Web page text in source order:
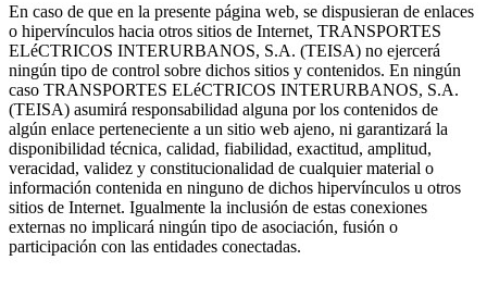
En caso de que en la presente página web, se dispusieran de enlaces
o hipervínculos hacia otros sitios de Internet, TRANSPORTES
ELéCTRICOS INTERURBANOS, S.A. (TEISA) no ejercerá
ningún tipo de control sobre dichos sitios y contenidos. En ningún
caso TRANSPORTES ELéCTRICOS INTERURBANOS, S.A.
(TEISA) asumirá responsabilidad alguna por los contenidos de
algún enlace perteneciente a un sitio web ajeno, ni garantizará la
disponibilidad técnica, calidad, fiabilidad, exactitud, amplitud,
veracidad, validez y constitucionalidad de cualquier material o
información contenida en ninguno de dichos hipervínculos u otros
sitios de Internet. Igualmente la inclusión de estas conexiones
externas no implicará ningún tipo de asociación, fusión o
participación con las entidades conectadas.